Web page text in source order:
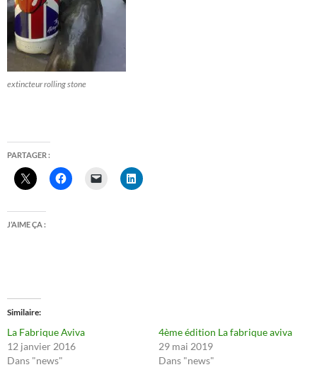
extincteur rolling stone
PARTAGER :
J’AIME ÇA :
Similaire
La Fabrique Aviva
12 janvier 2016
Dans "news"
4ème édition La fabrique aviva
29 mai 2019
Dans "news"